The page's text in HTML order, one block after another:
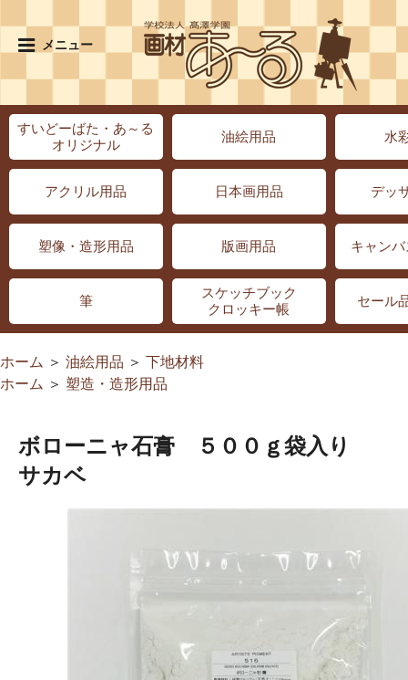
メニュー
すいどーばた・あ～る
オリジナル
油絵用品 水
アクリル用品 日本画用品 デッ
塑像・造形用品 版画用品 キャン
筆
スケッチブック
クロッキー帳
セール
ホーム ＞ 油絵用品 ＞ 下地材料
ホーム ＞ 塑造・造形用品
ボローニャ石膏 ５００ｇ袋入り
サカベ